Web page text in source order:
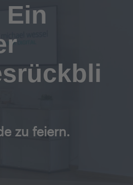
Ein
zu feiern.